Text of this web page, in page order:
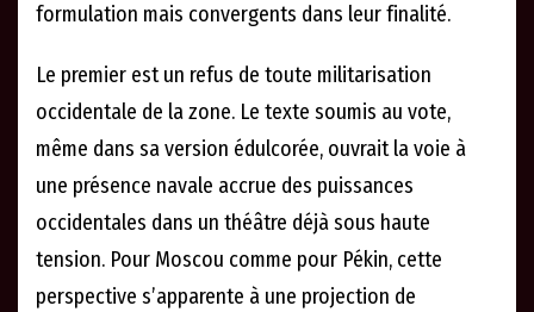
formulation mais convergents dans leur finalité.
Le premier est un refus de toute militarisation
occidentale de la zone. Le texte soumis au vote,
même dans sa version édulcorée, ouvrait la voie à
une présence navale accrue des puissances
occidentales dans un théâtre déjà sous haute
tension. Pour Moscou comme pour Pékin, cette
perspective s’apparente à une projection de